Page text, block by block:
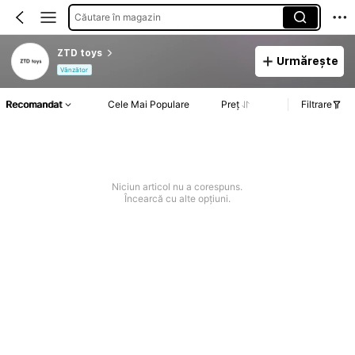
Căutare în magazin
ZTD toys
Vânzător
Urmărește
Recomandat Cele Mai Populare Preț Filtrare
Niciun articol nu a corespuns.
Încearcă cu alte opțiuni.